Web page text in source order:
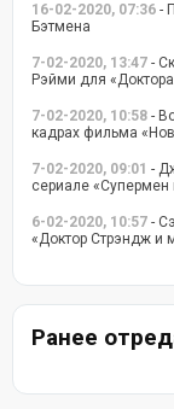
16-02-2020, 07:36 -
Бэтмена
7-02-2020, 13:47 -
Рэйми для
7-02-2020, 10:58 -
кадрах фильма
7-02-2020, 09:01 -
сериале «Супермен
6-02-2020, 10:57 -
«Доктор Стрэндж и
Ранее